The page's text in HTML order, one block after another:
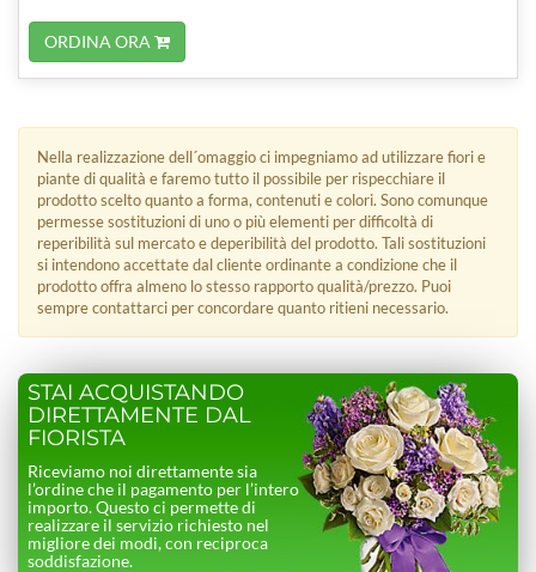
ORDINA ORA
Nella realizzazione dell´omaggio ci impegniamo ad utilizzare fiori e
piante di qualità e faremo tutto il possibile per rispecchiare il
prodotto scelto quanto a forma, contenuti e colori. Sono comunque
permesse sostituzioni di uno o più elementi per difficoltà di
reperibilità sul mercato e deperibilità del prodotto. Tali sostituzioni
si intendono accettate dal cliente ordinante a condizione che il
prodotto offra almeno lo stesso rapporto qualità/prezzo. Puoi
sempre contattarci per concordare quanto ritieni necessario.
STAI ACQUISTANDO
DIRETTAMENTE DAL
FIORISTA
Riceviamo noi direttamente sia
l’ordine che il pagamento per l’intero
importo. Questo ci permette di
realizzare il servizio richiesto nel
migliore dei modi, con reciproca
soddisfazione.